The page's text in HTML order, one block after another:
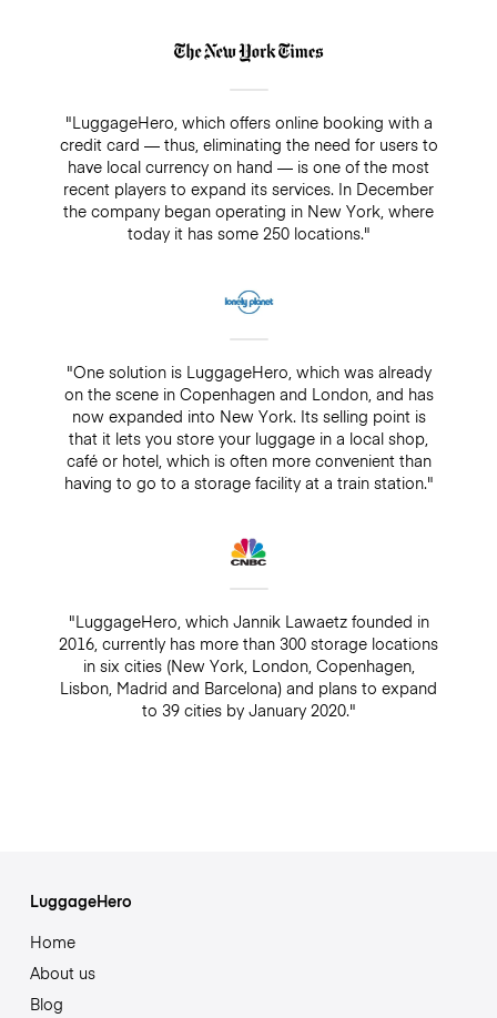
"LuggageHero, which offers online booking with a
credit card — thus, eliminating the need for users to
have local currency on hand — is one of the most
recent players to expand its services. In December
the company began operating in New York, where
today it has some 250 locations."
"One solution is LuggageHero, which was already
on the scene in Copenhagen and London, and has
now expanded into New York. Its selling point is
that it lets you store your luggage in a local shop,
café or hotel, which is often more convenient than
having to go to a storage facility at a train station."
"LuggageHero, which Jannik Lawaetz founded in
2016, currently has more than 300 storage locations
in six cities (New York, London, Copenhagen,
Lisbon, Madrid and Barcelona) and plans to expand
to 39 cities by January 2020."
LuggageHero
Home
About us
Blog